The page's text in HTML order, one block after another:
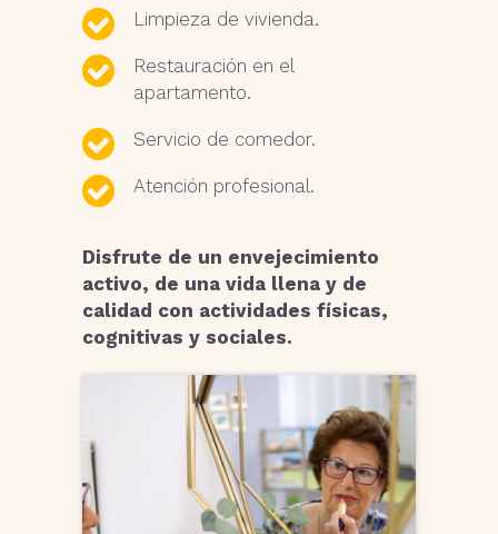
Limpieza de vivienda.
Restauración en el
apartamento.
Servicio de comedor.
Atención profesional.
Disfrute de un envejecimiento
activo, de una vida llena y de
calidad con actividades físicas,
cognitivas y sociales.